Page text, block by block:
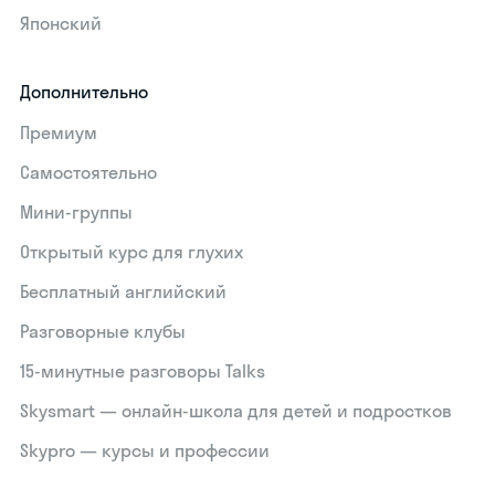
Японский
Дополнительно
Премиум
Самостоятельно
Мини-группы
Открытый курс для глухих
Бесплатный английский
Разговорные клубы
15‑минутные разговоры Talks
Skysmart — онлайн-школа для детей и подростков
Skypro — курсы и профессии